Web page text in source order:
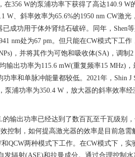
356 W的泵浦功率下获得了高达140.9
W、斜率效率为65.6%的1950 nm CW激
成功用于体外肾结石破碎。同年，Shen等
nm处为67 pm。但只能在CW模式下工作
，并将其作为可饱和吸收体(SA)，调制
输出功率为115.6 mW(重复频率15 MHz)
率和单脉冲能量都较低。2021年，Shin J
泵浦功率为350.4 W，放大器的斜率效率
输出功率已经达到了数百瓦至千瓦级别
控制，如何提高激光器的效率是目前急需
QCW两种模式下工作。在CW模式下，
发辐射(ASE)和拉曼成分。通过合理控制